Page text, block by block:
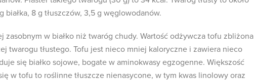
białka, 8 g tłuszczów, 3,5 g węglowodanów.
zasobnym w białko niż twaróg chudy. Wartość odżywcza tofu zbliżona
twarogu tłustego. Tofu jest nieco mniej kaloryczne i zawiera nieco
się białko sojowe, bogate w aminokwasy egzogenne. Większość
w tofu to roślinne tłuszcze nienasycone, w tym kwas linolowy oraz